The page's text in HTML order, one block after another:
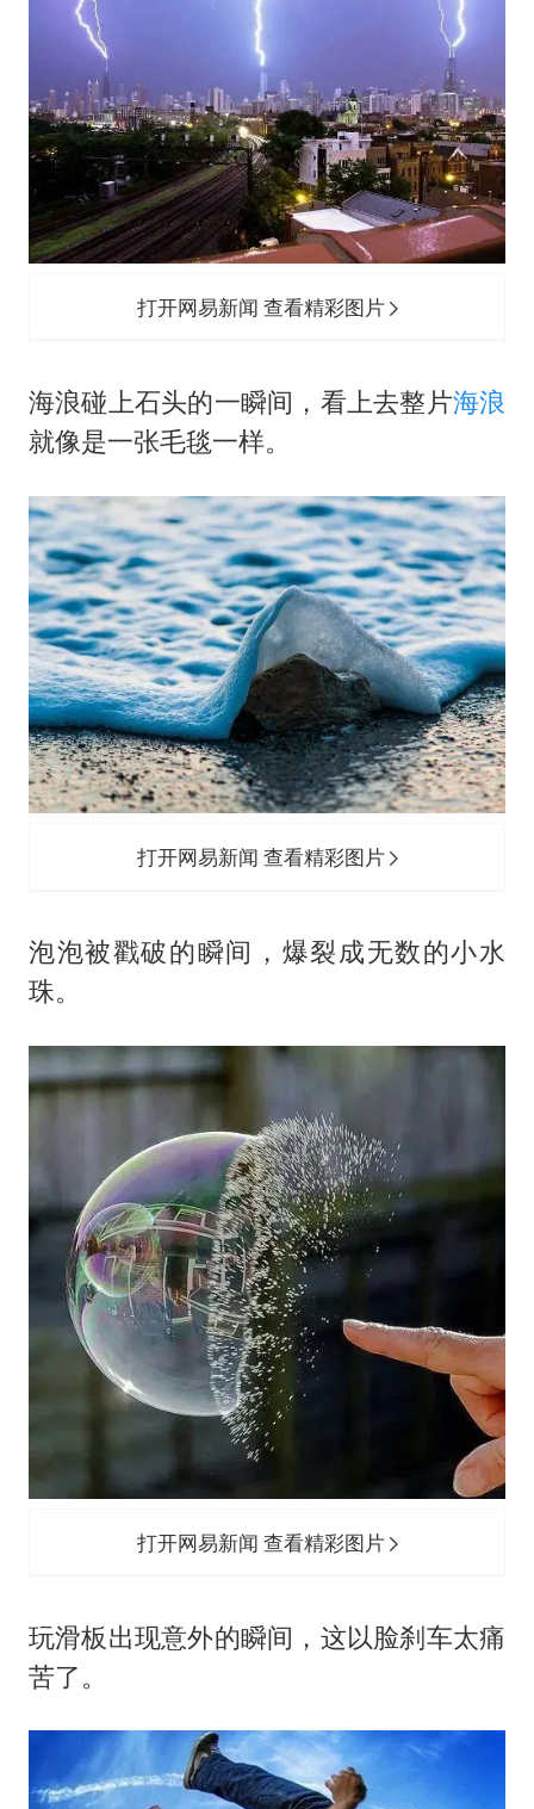
打开网易新闻 查看精彩图片
海浪碰上石头的一瞬间，看上去整片海浪
就像是一张毛毯一样。
打开网易新闻 查看精彩图片
泡泡被戳破的瞬间，爆裂成无数的小水
珠。
打开网易新闻 查看精彩图片
玩滑板出现意外的瞬间，这以脸刹车太痛
苦了。